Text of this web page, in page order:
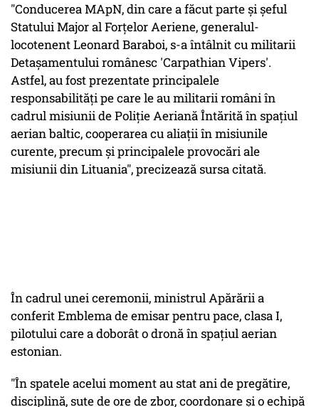
"Conducerea MApN, din care a făcut parte şi şeful
Statului Major al Forţelor Aeriene, generalul-
locotenent Leonard Baraboi, s-a întâlnit cu militarii
Detaşamentului românesc 'Carpathian Vipers'.
Astfel, au fost prezentate principalele
responsabilităţi pe care le au militarii români în
cadrul misiunii de Poliţie Aeriană Întărită în spaţiul
aerian baltic, cooperarea cu aliaţii în misiunile
curente, precum şi principalele provocări ale
misiunii din Lituania", precizează sursa citată.
În cadrul unei ceremonii, ministrul Apărării a
conferit Emblema de emisar pentru pace, clasa I,
pilotului care a doborât o dronă în spaţiul aerian
estonian.
"În spatele acelui moment au stat ani de pregătire,
disciplină, sute de ore de zbor, coordonare şi o echipă